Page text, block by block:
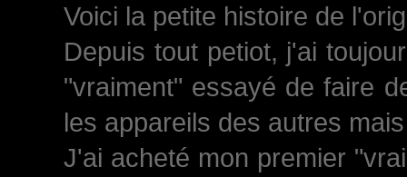
Voici la petite histoire de
Depuis tout petiot, j'ai
"vraiment" essayé de faire
les appareils des autres
J'ai acheté mon premier